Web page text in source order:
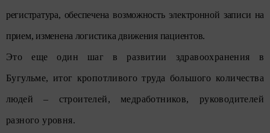
регистратура, обеспечена возможность электронной записи на
прием, изменена логистика движения пациентов.
Это еще один шаг в развитии здравоохранения в
Бугульме, итог кропотливого труда большого количества
людей – строителей, медработников, руководителей
разного уровня.